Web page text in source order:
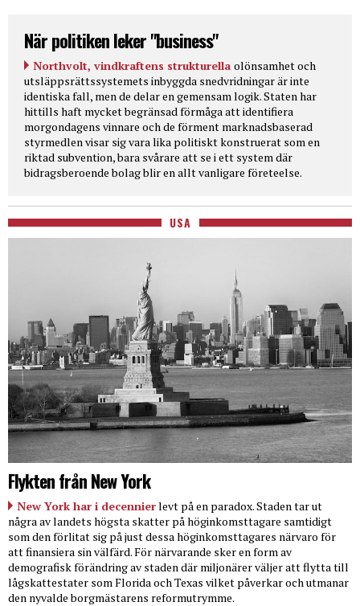
När politiken leker "business"
Northvolt, vindkraftens strukturella olönsamhet och
utsläppsrättssystemets inbyggda snedvridningar är inte
identiska fall, men de delar en gemensam logik. Staten har
hittills haft mycket begränsad förmåga att identifiera
morgondagens vinnare och de förment marknadsbaserad
styrmedlen visar sig vara lika politiskt konstruerat som en
riktad subvention, bara svårare att se i ett system där
bidragsberoende bolag blir en allt vanligare företeelse.
USA
Flykten från New York
New York har i decennierlevt på en paradox. Staden tar ut
några av landets högsta skatter på höginkomsttagare samtidigt
som den förlitat sig på just dessa höginkomsttagares närvaro för
att finansiera sin välfärd. För närvarande sker en form av
demografisk förändring av staden där miljonärer väljer att flytta till
lågskattestater som Florida och Texas vilket påverkar och utmanar
den nyvalde borgmästarens reformutrymme.